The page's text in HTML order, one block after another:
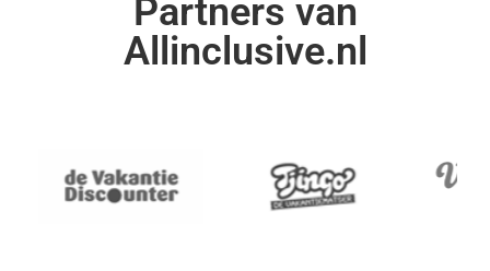
Partners van
Allinclusive.nl